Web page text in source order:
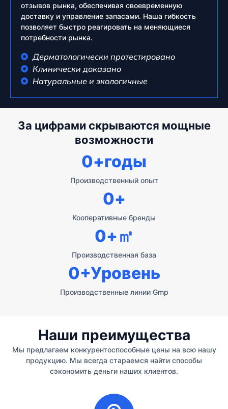
отзывов рынка, обеспечивая своевременную
доставку и управление запасами. Наша гибкость
позволяет быстро реагировать на меняющиеся
потребности рынка.
Дерматологически протестировано
Клинически доказано
Натуральные и экологичные
За цифрами скрываются мощные
возможности
Производственный опыт
0+годы
Кооперативные бренды
0+
Производственная база
0+㎡
Производственные линии Gmp
0+Уровень
Наши преимущества
Мы предлагаем конкурентоспособные цены на всю нашу
продукцию. Мы всегда стараемся найти способы
сэкономить деньги наших клиентов.